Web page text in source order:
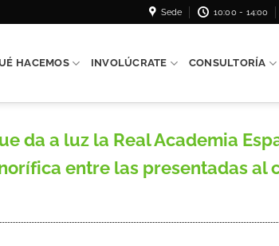
Sede 10:00 - 14:00
HACEMOS INVOLÚCRATE CONSULTORÍA
da a luz la Real Academia
entre las presentadas